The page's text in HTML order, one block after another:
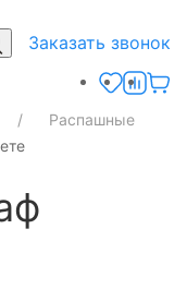
Заказать звонок
Распашные